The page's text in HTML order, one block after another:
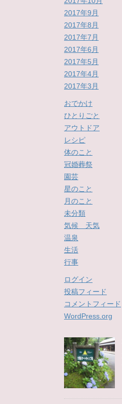
2017年9月
2017年8月
2017年7月
2017年6月
2017年5月
2017年4月
2017年3月
おでかけ
ひとりごと
アウトドア
レシピ
体のこと
冠婚葬祭
園芸
星のこと
月のこと
未分類
気候 天気
温泉
生活
行事
ログイン
投稿フィード
コメントフィード
WordPress.org